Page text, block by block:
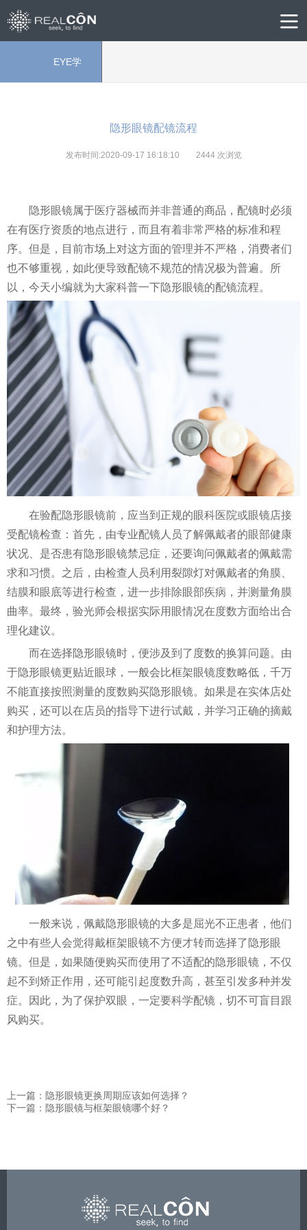
EYE学
隐形眼镜配镜流程
发布时间:2020-09-17 16:18:10 2444 次浏览
隐形眼镜属于医疗器械而并非普通的商品，配镜时必须
在有医疗资质的地点进行，而且有着非常严格的标准和程
序。但是，目前市场上对这方面的管理并不严格，消费者们
也不够重视，如此便导致配镜不规范的情况极为普遍。所
以，今天小编就为大家科普一下隐形眼镜的配镜流程。
在验配隐形眼镜前，应当到正规的眼科医院或眼镜店接
受配镜检查：首先，由专业配镜人员了解佩戴者的眼部健康
状况、是否患有隐形眼镜禁忌症，还要询问佩戴者的佩戴需
求和习惯。之后，由检查人员利用裂隙灯对佩戴者的角膜、
结膜和眼底等进行检查，进一步排除眼部疾病，并测量角膜
曲率。最终，验光师会根据实际用眼情况在度数方面给出合
理化建议。
而在选择隐形眼镜时，便涉及到了度数的换算问题。由
于隐形眼镜更贴近眼球，一般会比框架眼镜度数略低，千万
不能直接按照测量的度数购买隐形眼镜。如果是在实体店处
购买，还可以在店员的指导下进行试戴，并学习正确的摘戴
和护理方法。
一般来说，佩戴隐形眼镜的大多是屈光不正患者，他们
之中有些人会觉得戴框架眼镜不方便才转而选择了隐形眼
镜。但是，如果随便购买而使用了不适配的隐形眼镜，不仅
起不到矫正作用，还可能引起度数升高，甚至引发多种并发
症。因此，为了保护双眼，一定要科学配镜，切不可盲目跟
风购买。
上一篇：隐形眼镜更换周期应该如何选择？
下一篇：隐形眼镜与框架眼镜哪个好？